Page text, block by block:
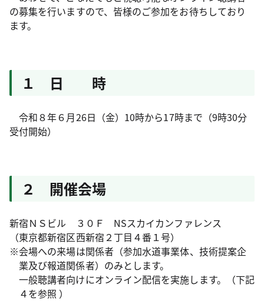
の募集を行いますので、皆様のご参加をお待ちしており
ます。
１ 日 時
令和８年６月26日（金）10時から17時まで（9時30分
受付開始）
２ 開催会場
新宿ＮＳビル ３０Ｆ NSスカイカンファレンス
（東京都新宿区西新宿２丁目４番１号）
※会場への来場は関係者（参加水道事業体、技術提案企
業及び報道関係者）のみとします。
一般聴講者向けにオンライン配信を実施します。（下記
４を参照 ）